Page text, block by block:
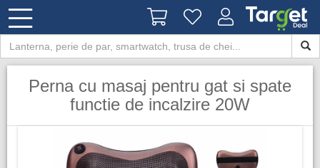
Perna cu masaj pentru gat si spate
functie de incalzire 20W